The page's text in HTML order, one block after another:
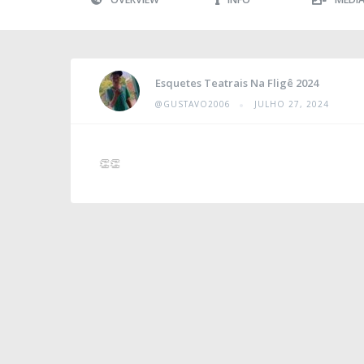
Esquetes Teatrais Na Fligê 2024
@GUSTAVO2006
JULHO 27, 2024
👏👏